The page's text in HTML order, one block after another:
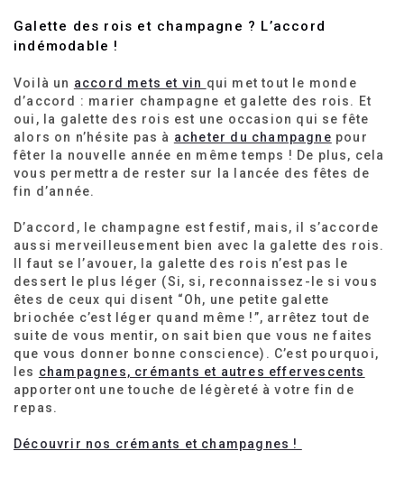
Galette des rois et champagne ? L’accord
indémodable !
Voilà un accord mets et vin qui met tout le monde
d’accord : marier champagne et galette des rois. Et
oui, la galette des rois est une occasion qui se fête
alors on n’hésite pas à acheter du champagne pour
fêter la nouvelle année en même temps ! De plus, cela
vous permettra de rester sur la lancée des fêtes de
fin d’année.
D’accord, le champagne est festif, mais, il s’accorde
aussi merveilleusement bien avec la galette des rois.
Il faut se l’avouer, la galette des rois n’est pas le
dessert le plus léger (Si, si, reconnaissez-le si vous
êtes de ceux qui disent “Oh, une petite galette
briochée c’est léger quand même !”, arrêtez tout de
suite de vous mentir, on sait bien que vous ne faites
que vous donner bonne conscience). C’est pourquoi,
les champagnes, crémants et autres effervescents
apporteront une touche de légèreté à votre fin de
repas.
Découvrir nos crémants et champagnes !